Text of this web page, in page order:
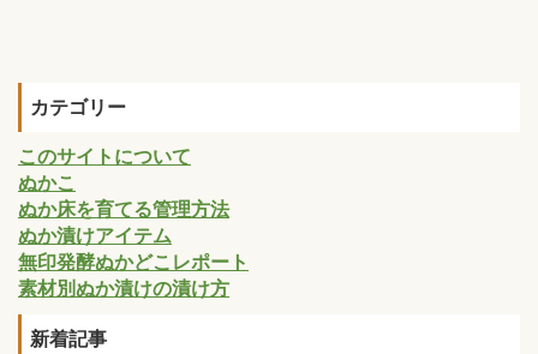
カテゴリー
このサイトについて
ぬかこ
ぬか床を育てる管理方法
ぬか漬けアイテム
無印発酵ぬかどこレポート
素材別ぬか漬けの漬け方
新着記事